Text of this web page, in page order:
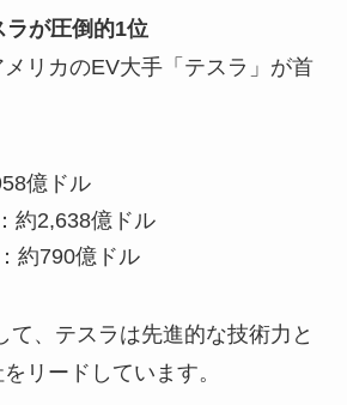
ラが圧倒的1位
リカのEV大手「テスラ」が首
億ドル
約2,638億ドル
：約790億ドル
て、テスラは先進的な技術力と
リードしています。